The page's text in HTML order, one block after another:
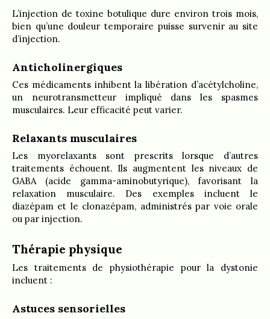
L’injection de toxine botulique dure environ trois mois,
bien qu’une douleur temporaire puisse survenir au site
d’injection.
Anticholinergiques
Ces médicaments inhibent la libération d’acétylcholine,
un neurotransmetteur impliqué dans les spasmes
musculaires. Leur efficacité peut varier.
Relaxants musculaires
Les myorelaxants sont prescrits lorsque d’autres
traitements échouent. Ils augmentent les niveaux de
GABA (acide gamma-aminobutyrique), favorisant la
relaxation musculaire. Des exemples incluent le
diazépam et le clonazépam, administrés par voie orale
ou par injection.
Thérapie physique
Les traitements de physiothérapie pour la dystonie
incluent :
Astuces sensorielles